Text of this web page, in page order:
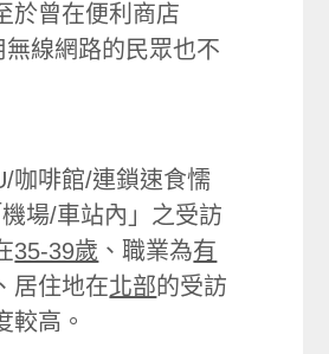
於曾在便利商店
無線網路的民眾也不
咖啡館/連鎖速食懦
場/車站內」之受訪
35-39歲 、職業為有
、居住地在北部的受訪
較高。